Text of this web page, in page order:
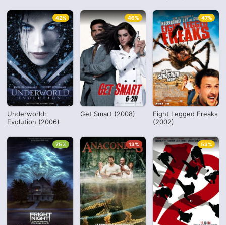
Underworld:
Evolution (2006)
42%
Get Smart (2008)
46%
Eight Legged Freaks
(2002)
47%
75% 13% 53%